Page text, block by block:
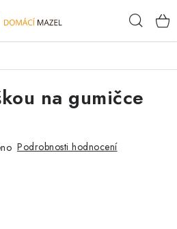
na gumičce
Podrobnosti hodnocení